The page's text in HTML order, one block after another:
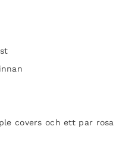
covers och ett par rosa